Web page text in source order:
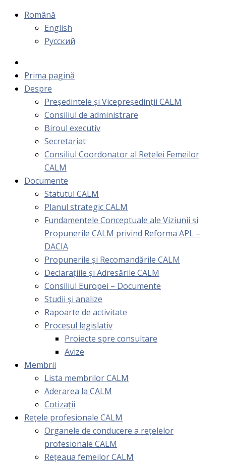
Română
English
Русский
Prima pagină
Despre
Președintele și Vicepreședinții CALM
Consiliul de administrare
Biroul executiv
Secretariat
Consiliul Coordonator al Rețelei Femeilor
CALM
Documente
Statutul CALM
Planul strategic CALM
Fundamentele Conceptuale ale Viziunii și
Propunerile CALM privind Reforma APL –
DACIA
Propunerile și Recomandările CALM
Declarațiile și Adresările CALM
Consiliul Europei – Documente
Studii și analize
Rapoarte de activitate
Procesul legislativ
Proiecte spre consultare
Avize
Membrii
Lista membrilor CALM
Aderarea la CALM
Cotizaţii
Rețele profesionale CALM
Organele de conducere a rețelelor
profesionale CALM
Rețeaua femeilor CALM